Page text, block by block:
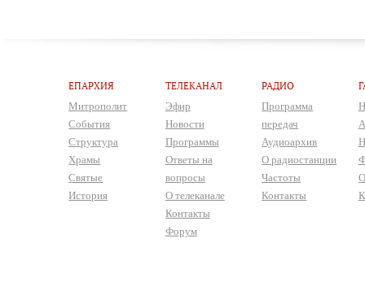
ЕПАРХИЯ
Митрополит
События
Структура
Храмы
Святые
История
ТЕЛЕКАНАЛ
Эфир
Новости
Программы
Ответы на
вопросы
О телеканале
Контакты
Форум
РАДИО
Программа
передач
Аудиоархив
О радиостанции
Частоты
Контакты